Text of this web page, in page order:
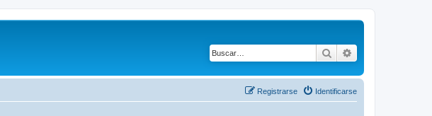
Buscar
Identificarse
Registrarse